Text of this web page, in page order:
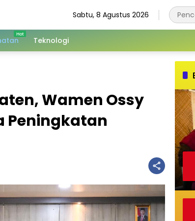
Sabtu, 8 Agustus 2026
Teknologi
Wamen Ossy
Peningkatan